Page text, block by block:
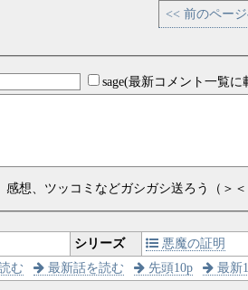
<< 前のペー
sage(最新コメント一覧に
感想、ツッコミなどガシガシ送ろう（＞
シリーズ
悪魔の証明
む 最新話を読む 先頭10p 最新